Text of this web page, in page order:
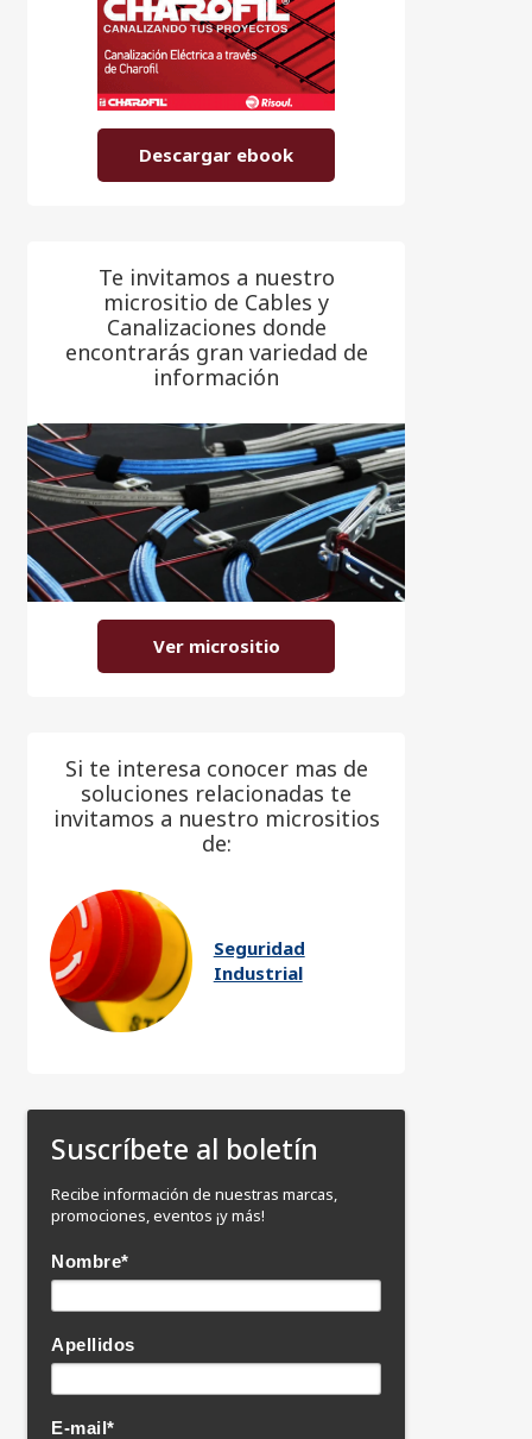
Descargar ebook
Te invitamos a nuestro
micrositio de Cables y
Canalizaciones donde
encontrarás gran variedad de
información
Ver micrositio
Si te interesa conocer mas de
soluciones relacionadas te
invitamos a nuestro micrositios
de:
Seguridad
Industrial
Suscríbete al boletín
Recibe información de nuestras marcas,
promociones, eventos ¡y más!
Nombre*
Apellidos
E-mail*